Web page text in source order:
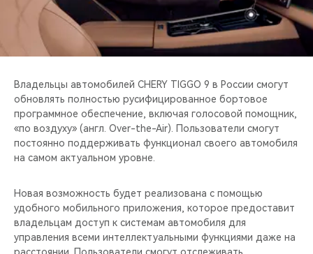
CHERY И СПОРТ
CHERY ДЛЯ ДЕТЕЙ
Владельцы автомобилей CHERY TIGGO 9 в России смогут
обновлять полностью русифицированное бортовое
программное обеспечение, включая голосовой помощник,
«по воздуху» (англ. Over-the-Air). Пользователи смогут
постоянно поддерживать функционал своего автомобиля
на самом актуальном уровне.
Новая возможность будет реализована с помощью
удобного мобильного приложения, которое предоставит
владельцам доступ к системам автомобиля для
управления всеми интеллектуальными функциями даже на
расстоянии. Пользователи смогут отслеживать